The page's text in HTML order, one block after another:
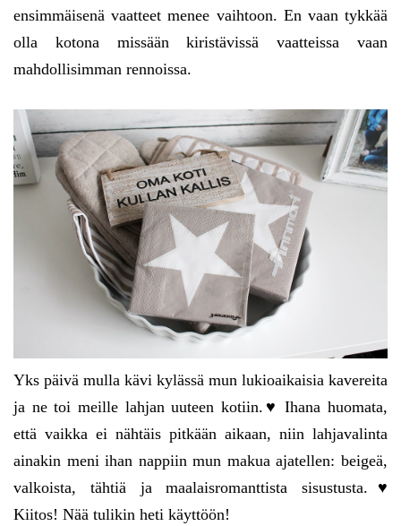
ensimmäisenä vaatteet menee vaihtoon. En vaan tykkää
olla kotona missään kiristävissä vaatteissa vaan
mahdollisimman rennoissa.
Yks päivä mulla kävi kylässä mun lukioaikaisia kavereita
ja ne toi meille lahjan uuteen kotiin.♥ Ihana huomata,
että vaikka ei nähtäis pitkään aikaan, niin lahjavalinta
ainakin meni ihan nappiin mun makua ajatellen: beigeä,
valkoista, tähtiä ja maalaisromanttista sisustusta.♥
Kiitos! Nää tulikin heti käyttöön!